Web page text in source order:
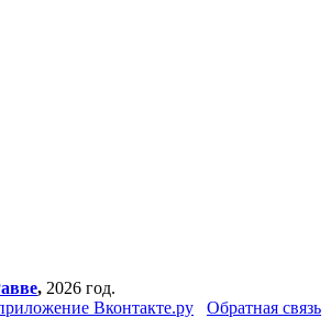
, 2026 год.
Вконтакте.ру Обратная связь